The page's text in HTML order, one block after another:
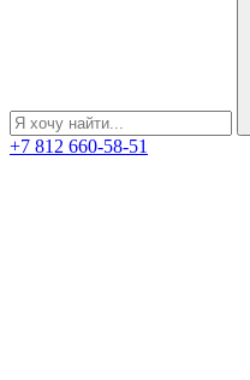
+7 812 660-58-51